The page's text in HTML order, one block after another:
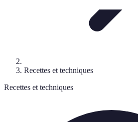
Recettes et techniques
Recettes et techniques